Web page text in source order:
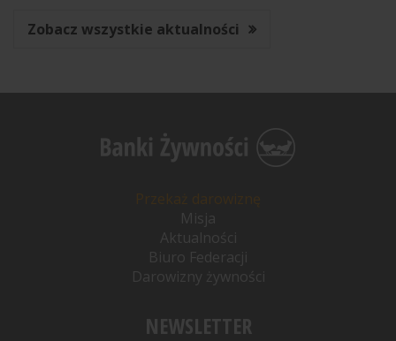
Zobacz wszystkie aktualności
Misja
Aktualności
Biuro Federacji
Darowizny żywności
NEWSLETTER